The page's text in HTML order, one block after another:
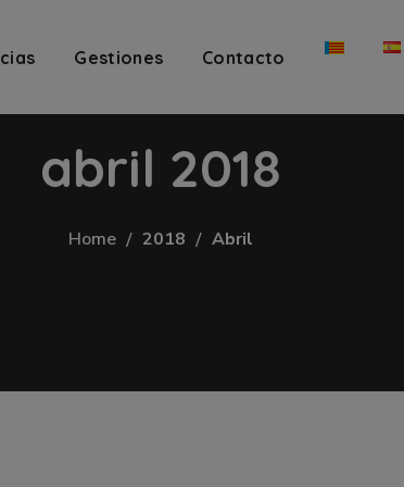
Gestiones Contacto
abril 2018
Home 2018 Abril